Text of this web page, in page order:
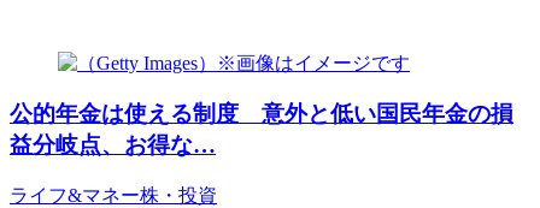
公的年金は使える制度 意外と低い国民年金の損
益分岐点、お得な…
ライフ&マネー株・投資